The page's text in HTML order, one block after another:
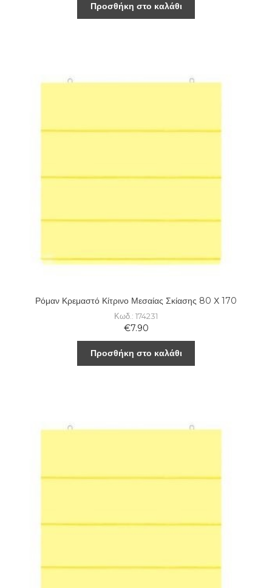
Προσθήκη στο καλάθι
Ρόμαν Κρεμαστό Κίτρινο Μεσαίας Σκίασης 80 Χ 170
Κωδ.: 174231
€7.90
Προσθήκη στο καλάθι